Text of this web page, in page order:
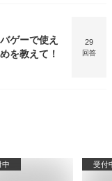
ゲーで使え
を教えて！
29
回答
中 受付